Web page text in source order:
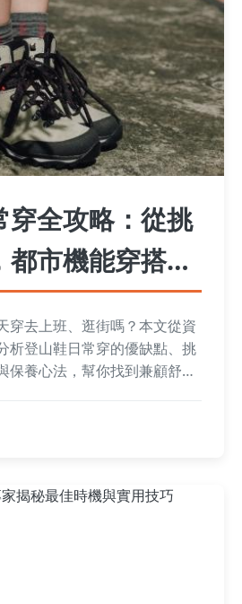
穿全攻略：從挑
市機能穿搭的
穿去上班、逛街嗎？本文從資
析登山鞋日常穿的優缺點、挑
保養心法，幫你找到兼顧舒